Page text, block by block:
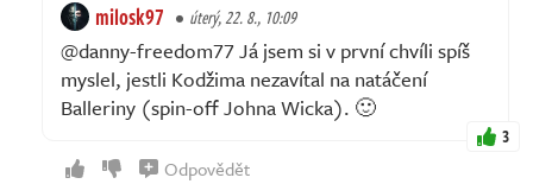
milosk97 úterý, 22. 8., 10:09
@danny-freedom77 Já jsem si v první chvíli spíš
myslel, jestli Kodžima nezavítal na natáčení
Balleriny (spin-off Johna Wicka). 🙂
3
Odpovědět